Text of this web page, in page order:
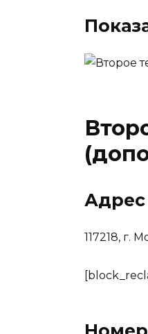
Адрес
117218, г.